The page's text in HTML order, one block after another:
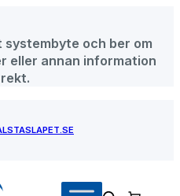
och ber om
eller annan information